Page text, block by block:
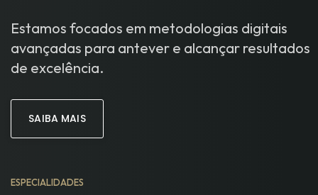
Estamos focados em metodologias digitais
avançadas para antever e alcançar resultados
de excelência.
SAIBA MAIS
ESPECIALIDADES